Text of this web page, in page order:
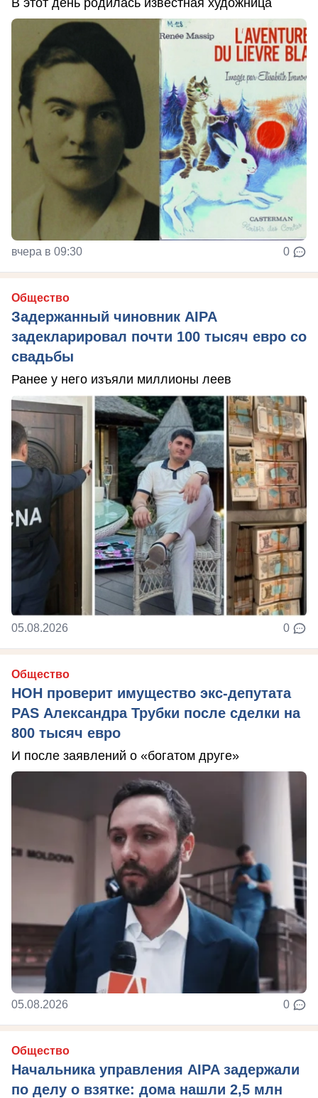
вчера в 09:30 0
Общество
Задержанный чиновник AIPA
задекларировал почти 100 тысяч евро со
свадьбы
Ранее у него изъяли миллионы леев
05.08.2026 0
Общество
НОН проверит имущество экс-депутата
PAS Александра Трубки после сделки на
800 тысяч евро
И после заявлений о «богатом друге»
05.08.2026 0
Общество
Начальника управления AIPA задержали
по делу о взятке: дома нашли 2,5 млн